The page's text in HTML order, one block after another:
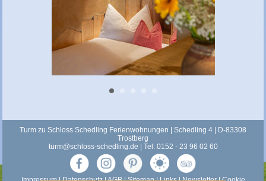
Turm zu Schloss Schedling Ferienwohnungen | Schedling 4 | D-83308
Trostberg
turm@schloss-schedling.de | Tel. 0152 - 23 96 02 60